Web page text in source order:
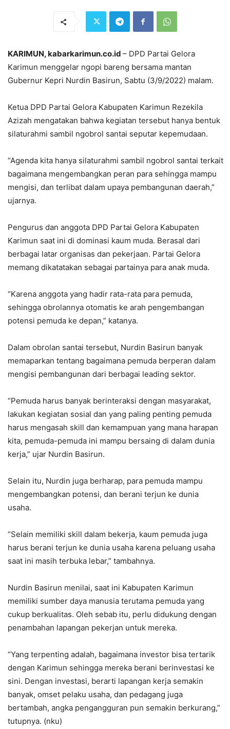
KARIMUN, kabarkarimun.co.id – DPD Partai Gelora
Karimun menggelar ngopi bareng bersama mantan
Gubernur Kepri Nurdin Basirun, Sabtu (3/9/2022) malam.
Ketua DPD Partai Gelora Kabupaten Karimun Rezekila
Azizah mengatakan bahwa kegiatan tersebut hanya bentuk
silaturahmi sambil ngobrol santai seputar kepemudaan.
“Agenda kita hanya silaturahmi sambil ngobrol santai terkait
bagaimana mengembangkan peran para sehingga mampu
mengisi, dan terlibat dalam upaya pembangunan daerah,”
ujarnya.
Pengurus dan anggota DPD Partai Gelora Kabupaten
Karimun saat ini di dominasi kaum muda. Berasal dari
berbagai latar organisas dan pekerjaan. Partai Gelora
memang dikatatakan sebagai partainya para anak muda.
“Karena anggota yang hadir rata-rata para pemuda,
sehingga obrolannya otomatis ke arah pengembangan
potensi pemuda ke depan,” katanya.
Dalam obrolan santai tersebut, Nurdin Basirun banyak
memaparkan tentang bagaimana pemuda berperan dalam
mengisi pembangunan dari berbagai leading sektor.
“Pemuda harus banyak berinteraksi dengan masyarakat,
lakukan kegiatan sosial dan yang paling penting pemuda
harus mengasah skill dan kemampuan yang mana harapan
kita, pemuda-pemuda ini mampu bersaing di dalam dunia
kerja,” ujar Nurdin Basirun.
Selain itu, Nurdin juga berharap, para pemuda mampu
mengembangkan potensi, dan berani terjun ke dunia
usaha.
“Selain memiliki skill dalam bekerja, kaum pemuda juga
harus berani terjun ke dunia usaha karena peluang usaha
saat ini masih terbuka lebar,” tambahnya.
Nurdin Basirun menilai, saat ini Kabupaten Karimun
memiliki sumber daya manusia terutama pemuda yang
cukup berkualitas. Oleh sebab itu, perlu didukung dengan
penambahan lapangan pekerjan untuk mereka.
“Yang terpenting adalah, bagaimana investor bisa tertarik
dengan Karimun sehingga mereka berani berinvestasi ke
sini. Dengan investasi, berarti lapangan kerja semakin
banyak, omset pelaku usaha, dan pedagang juga
bertambah, angka pengangguran pun semakin berkurang,”
tutupnya. (nku)